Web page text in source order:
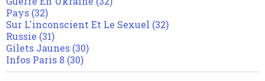
Pays (32)
Sur L'inconscient Et Le Sexuel (32)
Russie (31)
Gilets Jaunes (30)
Infos Paris 8 (30)